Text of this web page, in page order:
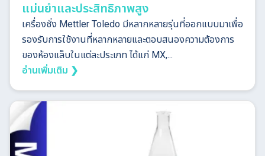
แม่นยำและประสิทธิภาพสูง
เครื่องชั่ง Mettler Toledo มีหลากหลายรุ่นที่ออกแบบมาเพื่อ
รองรับการใช้งานที่หลากหลายและตอบสนองความต้องการ
ของห้องแล็บในแต่ละประเภท ได้แก่ MX,...
อ่านเพิ่มเติม ❯